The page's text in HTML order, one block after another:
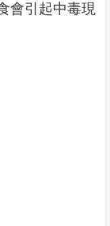
會引起中毒現